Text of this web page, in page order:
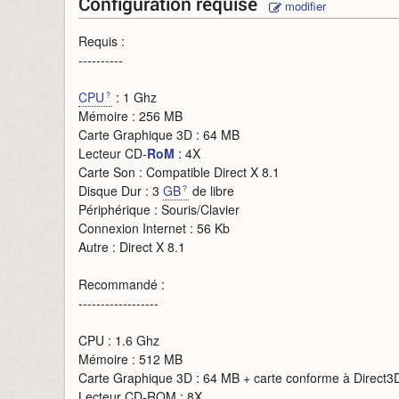
modifier
Requis :
----------
CPU
: 1 Ghz
Mémoire : 256 MB
Carte Graphique 3D : 64 MB
Lecteur CD-RoM : 4X
Carte Son : Compatible Direct X 8.1
Disque Dur : 3 GB
de libre
Périphérique : Souris/Clavier
Connexion Internet : 56 Kb
Autre : Direct X 8.1
Recommandé :
------------------
CPU : 1.6 Ghz
Mémoire : 512 MB
Carte Graphique 3D : 64 MB + carte conforme à